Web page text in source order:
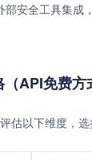
部安全工具集成
API免费方
估以下维度，